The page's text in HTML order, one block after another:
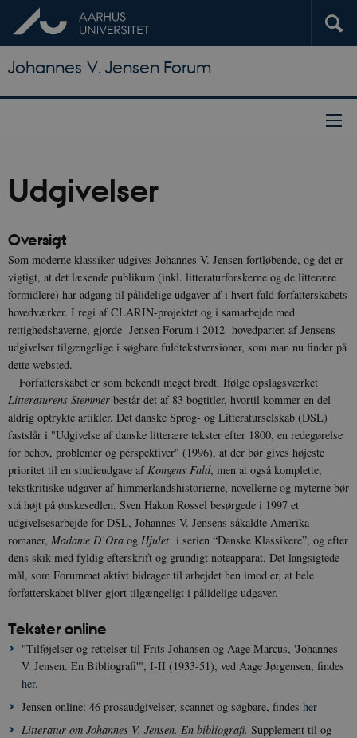
Johannes V. Jensen Forum
Udgivelser
Oversigt
Som moderne klassiker udgives Johannes V. Jensen fortløbende, og det er
vigtigt, at det læsende publikum (inkl. litteraturforskerne og de litterære
formidlere) har adgang til pålidelige udgaver af i hvert fald forfatterskabets
hovedværker. I regi af CLARIN-projektet og i samarbejde med
rettighedshaverne, gjorde Jensen Forum i 2012 hovedparten af Jensens
udgivelser tilgængelige i søgbare fuldtekstversioner, som man nu finder på
dette websted.
Forfatterskabet er som bekendt meget bredt. Ifølge opslagsværket
Litteraturens Stemmer består det af 83 bogtitler, hvortil kommer en del
aldrig optrykte artikler. Det danske Sprog- og Litteraturselskab (DSL)
fastslår i "Udgivelse af danske litterære tekster efter 1800, en redegørelse
for behov, problemer og perspektiver" (1996), at der bør gives højeste
prioritet til en studieudgave af Kongens Fald, men at også komplette,
tekstkritiske udgaver af himmerlandshistorierne, novellerne og myterne bør
stå højt på ønskesedlen. Sven Hakon Rossel besørgede i 1997 et
udgivelsesarbejde for DSL, Johannes V. Jensens såkaldte Amerika-
romaner, Madame D’Ora og Hjulet i serien “Danske Klassikere”, og efter
dens skik med fyldig efterskrift og grundigt noteapparat. Det langsigtede
mål, som Forummet aktivt bidrager til arbejdet hen imod er, at hele
forfatterskabet bliver gjort tilgængeligt i pålidelige udgaver.
Tekster online
"Tilføjelser og rettelser til Frits Johansen og Aage Marcus, 'Johannes
V. Jensen. En Bibliografi'", I-II (1933-51), ved Aage Jørgensen, findes
her.
Jensen online: 46 prosaudgivelser, scannet og søgbare, findes her
Litteratur om Johannes V. Jensen. En bibliografi. Supplement til og